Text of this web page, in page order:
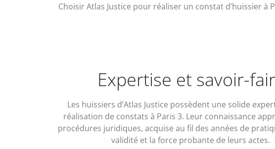
Choisir Atlas Justice pour réaliser un constat d’huissier
Expertise et savoir-
Les huissiers d’Atlas Justice possèdent une solide
réalisation de constats à Paris 3. Leur connaissance
procédures juridiques, acquise au fil des années de
validité et la force probante de leurs actes.